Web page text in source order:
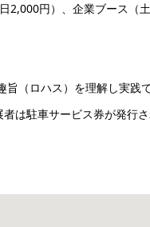
2,000円）、企業ブース（
（ロハス）を理解し実践
は駐車サービス券が発行